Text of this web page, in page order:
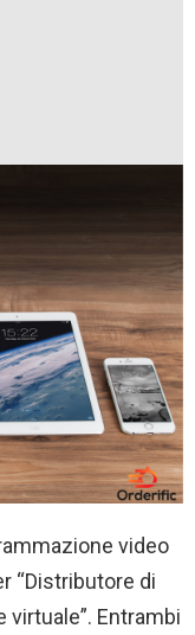
video
“Distributore di
Entrambi